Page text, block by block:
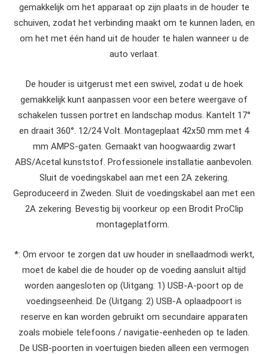
gemakkelijk om het apparaat op zijn plaats in de houder te
schuiven, zodat het verbinding maakt om te kunnen laden, en
om het met één hand uit de houder te halen wanneer u de
auto verlaat.
De houder is uitgerust met een swivel, zodat u de hoek
gemakkelijk kunt aanpassen voor een betere weergave of
schakelen tussen portret en landschap modus. Kantelt 17°
en draait 360°. 12/24 Volt. Montageplaat 42x50 mm met 4
mm AMPS-gaten. Gemaakt van hoogwaardig zwart
ABS/Acetal kunststof. Professionele installatie aanbevolen.
Sluit de voedingskabel aan met een 2A zekering.
Geproduceerd in Zweden. Sluit de voedingskabel aan met een
2A zekering. Bevestig bij voorkeur op een Brodit ProClip
montageplatform.
*: Om ervoor te zorgen dat uw houder in snellaadmodi werkt,
moet de kabel die de houder op de voeding aansluit altijd
worden aangesloten op (Uitgang: 1) USB-A-poort op de
voedingseenheid. De (Uitgang: 2) USB-A oplaadpoort is
reserve en kan worden gebruikt om secundaire apparaten
zoals mobiele telefoons / navigatie-eenheden op te laden.
De USB-poorten in voertuigen bieden alleen een vermogen